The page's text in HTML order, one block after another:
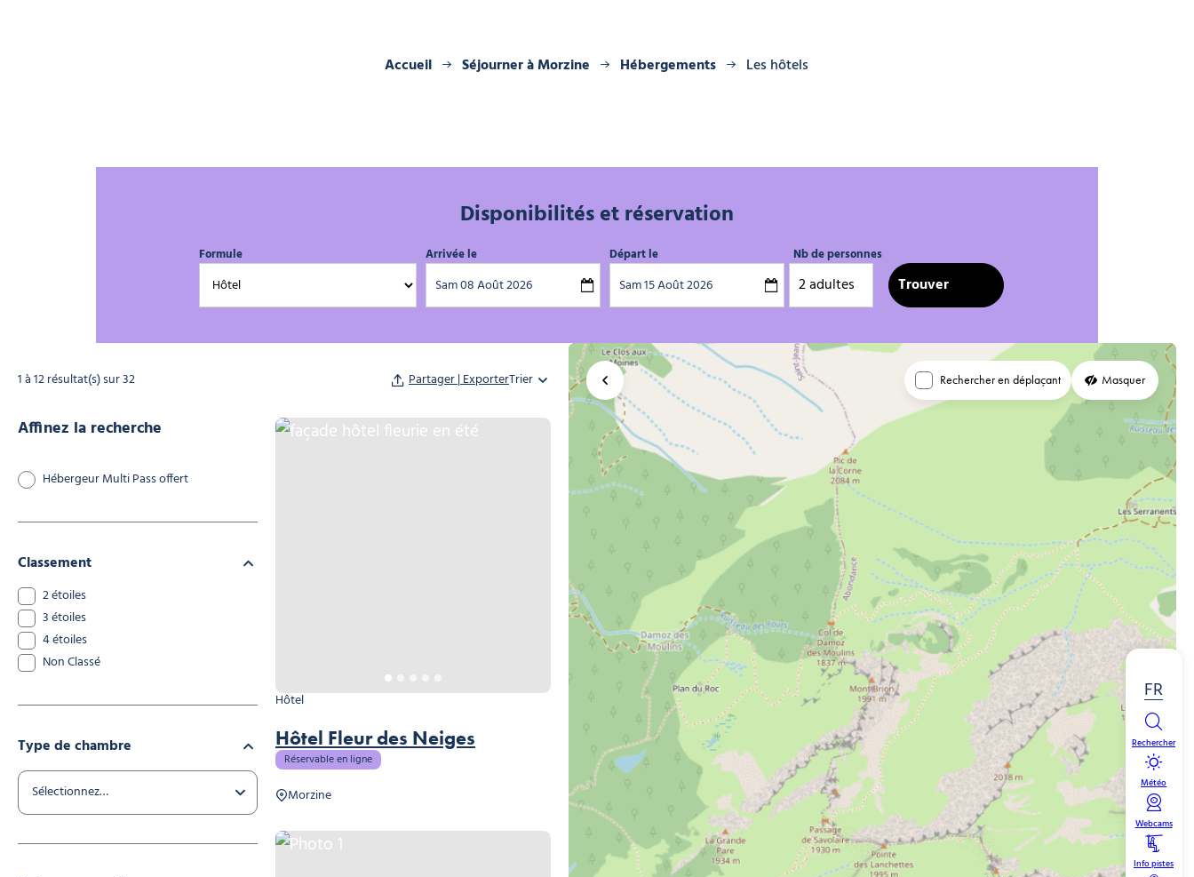
Accueil Séjourner à Morzine Hébergements Les hôtels
FR
Rechercher
Météo
Webcams
Info pistes
Disponibilités et réservation
Formule Arrivée le Départ le Nb de personnes
2 adultes
1 à 12 résultat(s) sur 32 Partager | Exporter
Affinez la recherche
Hébergeur Multi Pass offert
Classement
2 étoiles
3 étoiles
4 étoiles
Non Classé
Type de chambre Hôtel Fleur des Neiges
Hôtel
Réservable en ligne
Morzine
façade hôtel fleurie en été, © Fleur des Neiges
Photo 1
Agrandir la carte Rechercher en déplaçant Masquer